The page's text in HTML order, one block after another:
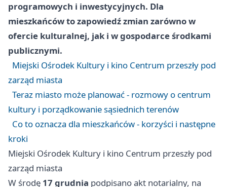
programowych i inwestycyjnych. Dla
mieszkańców to zapowiedź zmian zarówno w
ofercie kulturalnej, jak i w gospodarce środkami
publicznymi.
Miejski Ośrodek Kultury i kino Centrum przeszły pod
zarząd miasta
Teraz miasto może planować - rozmowy o centrum
kultury i porządkowanie sąsiednich terenów
Co to oznacza dla mieszkańców - korzyści i następne
kroki
Miejski Ośrodek Kultury i kino Centrum przeszły pod
zarząd miasta
W środę 17 grudnia podpisano akt notarialny, na